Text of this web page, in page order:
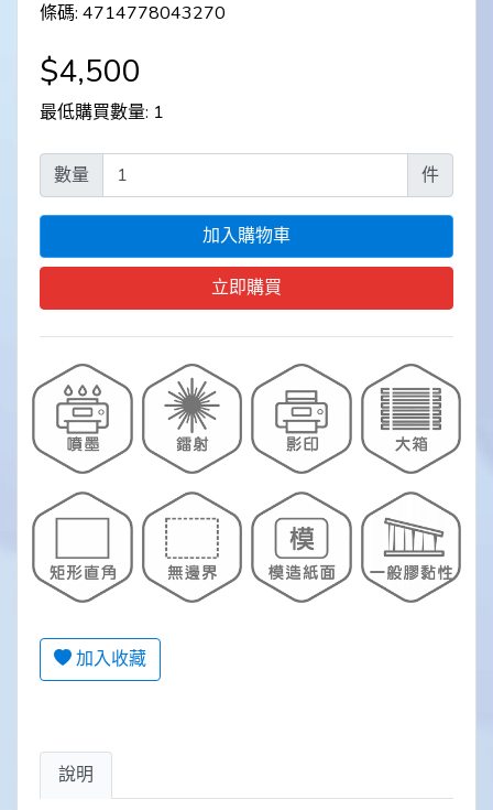
條碼: 4714778043270
$4,500
最低購買數量: 1
數量 件
加入購物車
立即購買
加入收藏
說明